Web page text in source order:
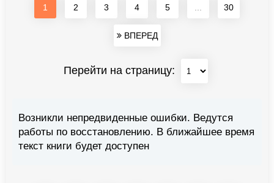
1 2 3 4 5 30
ВПЕРЕД
Перейти на страницу:
Возникли непредвиденные ошибки. Ведутся
работы по восстановлению. В ближайшее время
текст книги будет доступен